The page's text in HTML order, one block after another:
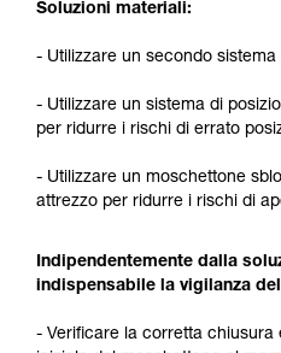
Soluzioni materiali:
- Utilizzare un secondo sistema
- Utilizzare un sistema di
per ridurre i rischi di errato
- Utilizzare un moschettone
attrezzo per ridurre i rischi di
Indipendentemente dalla
indispensabile la vigilanza
- Verificare la corretta chiusura